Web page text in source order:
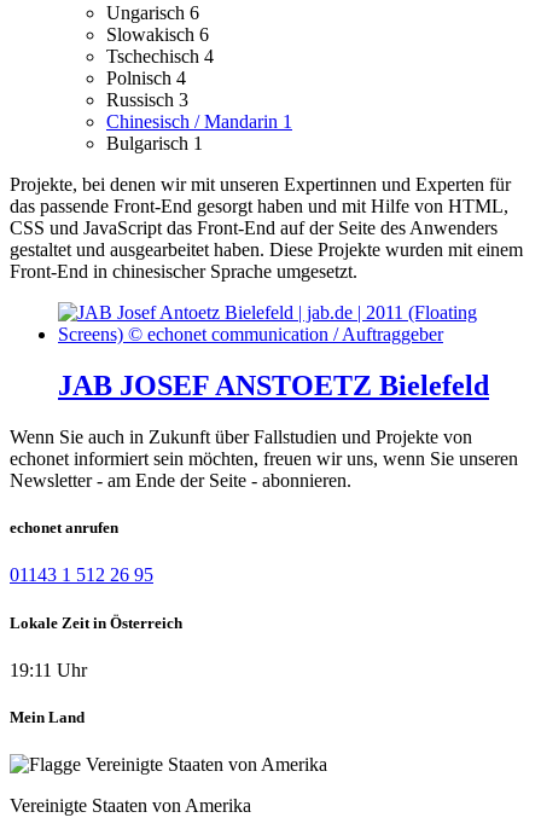
Ungarisch 6
Slowakisch 6
Tschechisch 4
Polnisch 4
Russisch 3
Chinesisch / Mandarin 1
Bulgarisch 1
Projekte, bei denen wir mit unseren Expertinnen und Experten für
das passende Front-End gesorgt haben und mit Hilfe von HTML,
CSS und JavaScript das Front-End auf der Seite des Anwenders
gestaltet und ausgearbeitet haben. Diese Projekte wurden mit einem
Front-End in chinesischer Sprache umgesetzt.
JAB JOSEF ANSTOETZ Bielefeld
Wenn Sie auch in Zukunft über Fallstudien und Projekte von
echonet informiert sein möchten, freuen wir uns, wenn Sie unseren
Newsletter - am Ende der Seite - abonnieren.
echonet anrufen
01143 1 512 26 95
Lokale Zeit in Österreich
19:11 Uhr
Mein Land
Vereinigte Staaten von Amerika